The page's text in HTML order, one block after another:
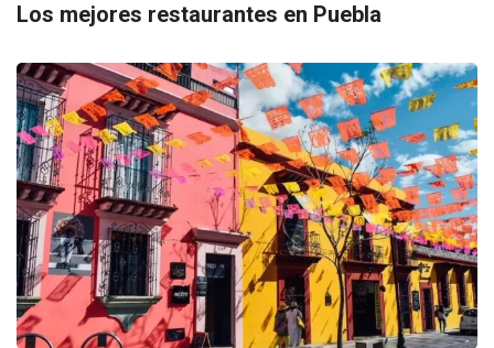
Los mejores restaurantes en Puebla